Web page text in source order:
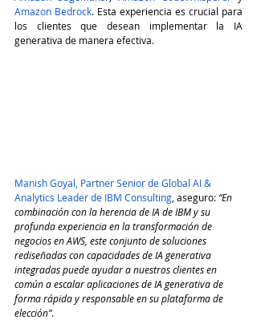
Amazon Bedrock. Esta experiencia es crucial para
los clientes que desean implementar la IA
generativa de manera efectiva.
Manish Goyal, Partner Senior de Global AI &
Analytics Leader de IBM Consulting , aseguro: “En
combinación con la herencia de IA de IBM y su
profunda experiencia en la transformación de
negocios en AWS, este conjunto de soluciones
rediseñadas con capacidades de IA generativa
integradas puede ayudar a nuestros clientes en
común a escalar aplicaciones de IA generativa de
forma rápida y responsable en su plataforma de
elección”.